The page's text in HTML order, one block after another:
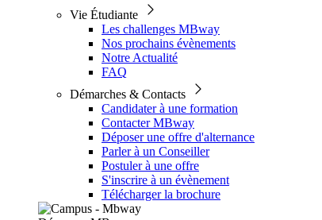
Vie Étudiante
Les challenges MBway
Nos prochains évènements
Notre Actualité
FAQ
Démarches & Contacts
Candidater à une formation
Contacter MBway
Déposer une offre d'alternance
Parler à un Conseiller
Postuler à une offre
S'inscrire à un évènement
Télécharger la brochure